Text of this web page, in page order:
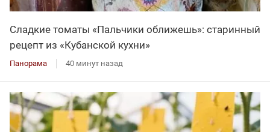
Сладкие томаты «Пальчики оближешь»: старинный
рецепт из «Кубанской кухни»
Панорама 40 минут назад